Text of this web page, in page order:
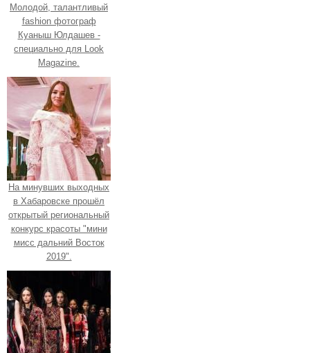
Молодой, талантливый
fashion фотограф
Куаныш Юлдашев -
специально для Look
Magazine.
На минувших выходных
в Хабаровске прошёл
открытый региональный
конкурс красоты "мини
мисс дальний Восток
2019".